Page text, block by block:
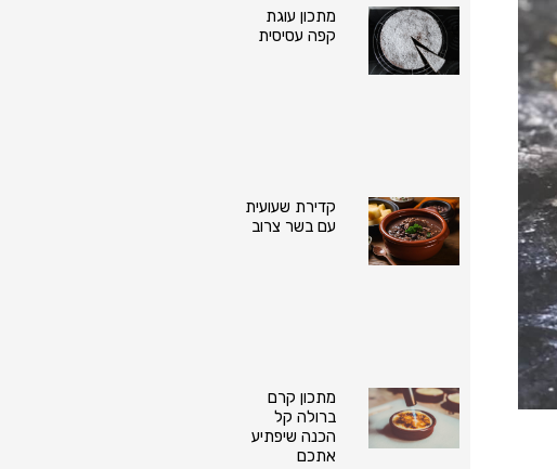
מתכון עוגת
קפה עסיסית
קדירת שעועית
עם בשר צרוב
מתכון קרם
ברולה קל
הכנה שיפתיע
אתכם